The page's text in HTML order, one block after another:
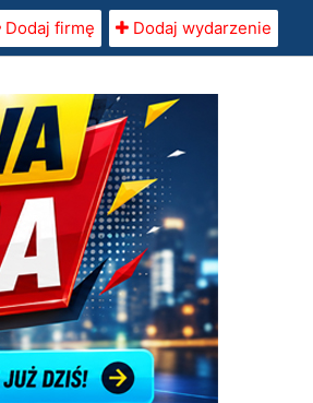
Dodaj firmę Dodaj wydarzenie